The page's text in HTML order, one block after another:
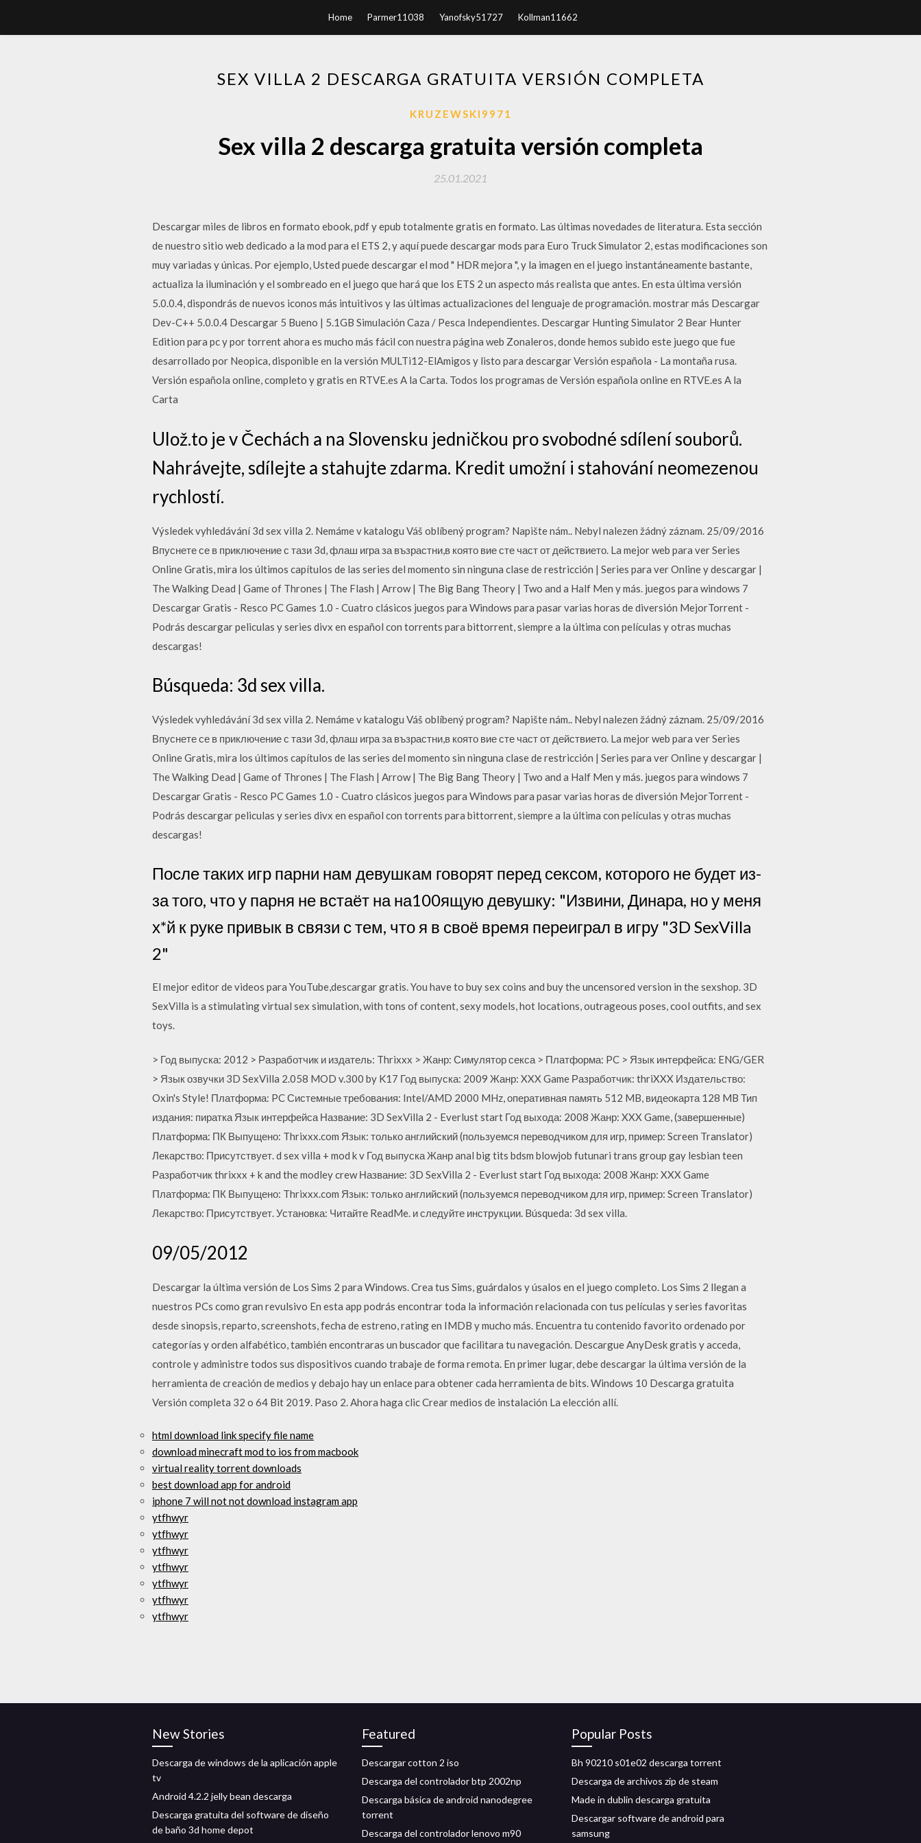
Home Parmer11038 Yanofsky51727 Kollman11662
SEX VILLA 2 DESCARGA GRATUITA VERSIÓN COMPLETA
KRUZEWSKI9971
Sex villa 2 descarga gratuita versión completa
25.01.2021
Descargar miles de libros en formato ebook, pdf y epub totalmente gratis en formato. Las últimas novedades de literatura. Esta sección
de nuestro sitio web dedicado a la mod para el ETS 2, y aquí puede descargar mods para Euro Truck Simulator 2, estas modificaciones son
muy variadas y únicas. Por ejemplo, Usted puede descargar el mod " HDR mejora ", y la imagen en el juego instantáneamente bastante,
actualiza la iluminación y el sombreado en el juego que hará que los ETS 2 un aspecto más realista que antes. En esta última versión
5.0.0.4, dispondrás de nuevos iconos más intuitivos y las últimas actualizaciones del lenguaje de programación. mostrar más Descargar
Dev-C++ 5.0.0.4 Descargar 5 Bueno | 5.1GB Simulación Caza / Pesca Independientes. Descargar Hunting Simulator 2 Bear Hunter
Edition para pc y por torrent ahora es mucho más fácil con nuestra página web Zonaleros, donde hemos subido este juego que fue
desarrollado por Neopica, disponible en la versión MULTi12-ElAmigos y listo para descargar Versión española - La montaña rusa.
Versión española online, completo y gratis en RTVE.es A la Carta. Todos los programas de Versión española online en RTVE.es A la
Carta
Ulož.to je v Čechách a na Slovensku jedničkou pro svobodné sdílení souborů.
Nahrávejte, sdílejte a stahujte zdarma. Kredit umožní i stahování neomezenou
rychlostí.
Výsledek vyhledávání 3d sex villa 2. Nemáme v katalogu Váš oblíbený program? Napište nám.. Nebyl nalezen žádný záznam. 25/09/2016
Впуснете се в приключение с тази 3d, флаш игра за възрастни,в която вие сте част от действието. La mejor web para ver Series
Online Gratis, mira los últimos capítulos de las series del momento sin ninguna clase de restricción | Series para ver Online y descargar |
The Walking Dead | Game of Thrones | The Flash | Arrow | The Big Bang Theory | Two and a Half Men y más. juegos para windows 7
Descargar Gratis - Resco PC Games 1.0 - Cuatro clásicos juegos para Windows para pasar varias horas de diversión MejorTorrent -
Podrás descargar peliculas y series divx en español con torrents para bittorrent, siempre a la última con películas y otras muchas
descargas!
Búsqueda: 3d sex villa.
Výsledek vyhledávání 3d sex villa 2. Nemáme v katalogu Váš oblíbený program? Napište nám.. Nebyl nalezen žádný záznam. 25/09/2016
Впуснете се в приключение с тази 3d, флаш игра за възрастни,в която вие сте част от действието. La mejor web para ver Series
Online Gratis, mira los últimos capítulos de las series del momento sin ninguna clase de restricción | Series para ver Online y descargar |
The Walking Dead | Game of Thrones | The Flash | Arrow | The Big Bang Theory | Two and a Half Men y más. juegos para windows 7
Descargar Gratis - Resco PC Games 1.0 - Cuatro clásicos juegos para Windows para pasar varias horas de diversión MejorTorrent -
Podrás descargar peliculas y series divx en español con torrents para bittorrent, siempre a la última con películas y otras muchas
descargas!
После таких игр парни нам девушкам говорят перед сексом, которого не будет из-
за того, что у парня не встаёт на на100ящую девушку: "Извини, Динара, но у меня
х*й к руке привык в связи с тем, что я в своё время переиграл в игру "3D SexVilla
2"
El mejor editor de videos para YouTube,descargar gratis. You have to buy sex coins and buy the uncensored version in the sexshop. 3D
SexVilla is a stimulating virtual sex simulation, with tons of content, sexy models, hot locations, outrageous poses, cool outfits, and sex
toys.
> Год выпуска: 2012 > Разработчик и издатель: Thrixxx > Жанр: Симулятор секса > Платформа: PC > Язык интерфейса: ENG/GER
> Язык озвучки 3D SexVilla 2.058 MOD v.300 by K17 Год выпуска: 2009 Жанр: XXX Game Разработчик: thriXXX Издательство:
Oxin's Style! Платформа: PC Системные требования: Intel/AMD 2000 MHz, оперативная память 512 MB, видеокарта 128 MB Тип
издания: пиратка Язык интерфейса Название: 3D SexVilla 2 - Everlust start Год выхода: 2008 Жанр: XXX Game, (завершенные)
Платформа: ПК Выпущено: Thrixxx.com Язык: только английский (пользуемся переводчиком для игр, пример: Screen Translator)
Лекарство: Присутствует. d sex villa + mod k v Год выпуска Жанр anal big tits bdsm blowjob futunari trans group gay lesbian teen
Разработчик thrixxx + k and the modley crew Название: 3D SexVilla 2 - Everlust start Год выхода: 2008 Жанр: XXX Game
Платформа: ПК Выпущено: Thrixxx.com Язык: только английский (пользуемся переводчиком для игр, пример: Screen Translator)
Лекарство: Присутствует. Установка: Читайте ReadMe. и следуйте инструкции. Búsqueda: 3d sex villa.
09/05/2012
Descargar la última versión de Los Sims 2 para Windows. Crea tus Sims, guárdalos y úsalos en el juego completo. Los Sims 2 llegan a
nuestros PCs como gran revulsivo En esta app podrás encontrar toda la información relacionada con tus películas y series favoritas
desde sinopsis, reparto, screenshots, fecha de estreno, rating en IMDB y mucho más. Encuentra tu contenido favorito ordenado por
categorías y orden alfabético, también encontraras un buscador que facilitara tu navegación. Descargue AnyDesk gratis y acceda,
controle y administre todos sus dispositivos cuando trabaje de forma remota. En primer lugar, debe descargar la última versión de la
herramienta de creación de medios y debajo hay un enlace para obtener cada herramienta de bits. Windows 10 Descarga gratuita
Versión completa 32 o 64 Bit 2019. Paso 2. Ahora haga clic Crear medios de instalación La elección allí.
html download link specify file name
download minecraft mod to ios from macbook
virtual reality torrent downloads
best download app for android
iphone 7 will not not download instagram app
ytfhwyr
ytfhwyr
ytfhwyr
ytfhwyr
ytfhwyr
ytfhwyr
ytfhwyr
New Stories
Descarga de windows de la aplicación apple
tv
Android 4.2.2 jelly bean descarga
Descarga gratuita del software de diseño
de baño 3d home depot
Featured
Descargar cotton 2 iso
Descarga del controlador btp 2002np
Descarga básica de android nanodegree
torrent
Descarga del controlador lenovo m90
Popular Posts
Bh 90210 s01e02 descarga torrent
Descarga de archivos zip de steam
Made in dublin descarga gratuita
Descargar software de android para
samsung